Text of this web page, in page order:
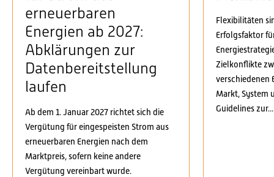
erneuerbaren
Energien ab 2027:
Abklärungen zur
Datenbereitstellung
laufen
Ab dem 1. Januar 2027 richtet sich die
Vergütung für eingespeisten Strom aus
erneuerbaren Energien nach dem
Marktpreis, sofern keine andere
Vergütung vereinbart wurde.
Flexibilitäten
Erfolgsfaktor
Zielkonflikte
verschiedenen
Markt, System
Guidelines zur...